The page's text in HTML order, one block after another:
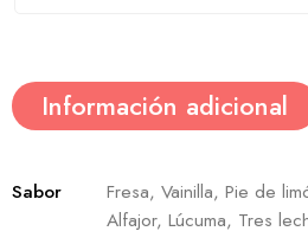
Información adicional
Sabor
Fresa, Vainilla, Pie de
Alfajor, Lúcuma, Tres